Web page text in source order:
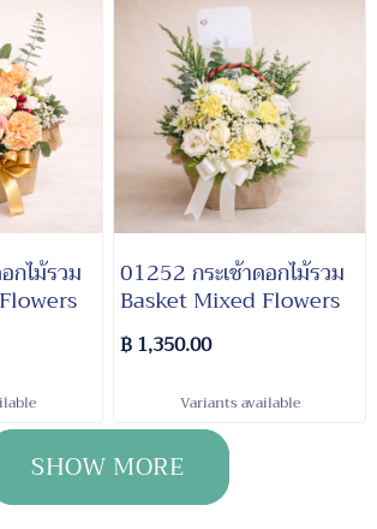
กไม้รวม 01252 กระเช้าดอกไม้รวม
Basket Mixed Flowers
฿ 1,350.00
Variants available
SHOW MORE